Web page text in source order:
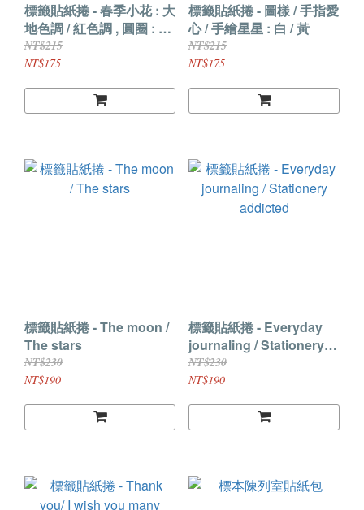
標籤貼紙捲 - 春季小花 : 大
地色調 / 紅色調 , 圓圈 : 大
地色調 / 紅色調
NT$215
NT$175
標籤貼紙捲 - 圖樣 / 手指愛
心 / 手繪星星 : 白 / 黃
NT$215
NT$175
標籤貼紙捲 - The moon /
The stars
NT$230
NT$190
標籤貼紙捲 - Everyday
journaling / Stationery
addicted
NT$230
NT$190